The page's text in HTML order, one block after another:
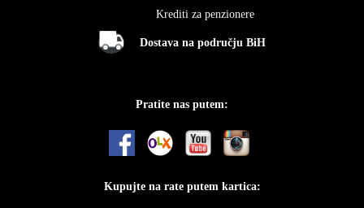
Krediti za penzionere
Dostava na području BiH
Pratite nas putem:
Kupujte na rate putem kartica: